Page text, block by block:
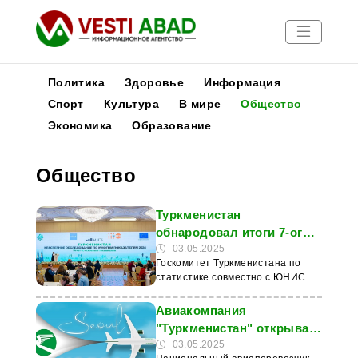
Новости
Медиа
Афиша
Политика Здоровье
Информация
Спорт
Культура В мире
Общество
Экономика
Образование
Общество
Туркменистан
обнародовал итоги 7-ого
раунда Кластерного
обследования о
положении детей и семей
03.05.2025
Госкомитет Туркменистана по
статистике совместно с ЮНИСЕФ
седьмого раунда Кластерного
обследования (MICS) о
положении семей и детей. Это
крупнейшее международное
Авиакомпания
"Туркменистан" открывает
прямой рейс в Сеул
03.05.2025